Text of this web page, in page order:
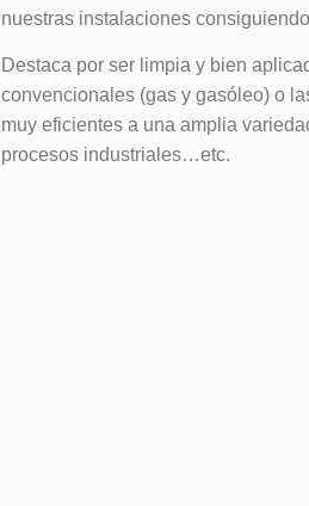
nuestras instalaciones
Destaca por ser limpia y bien
convencionales (gas y gasóleo) o
muy eficientes a una amplia
procesos industriales…etc.